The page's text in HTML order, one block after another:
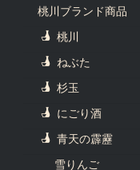
桃川ブランド商品
桃川
ねぶた
杉玉
にごり酒
青天の霹靂
雪りんご